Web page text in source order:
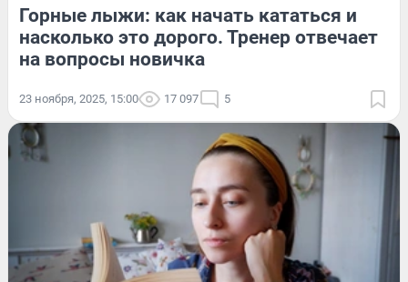
Горные лыжи: как начать кататься и
насколько это дорого. Тренер отвечает
на вопросы новичка
23 ноября, 2025, 15:00 17 097 5